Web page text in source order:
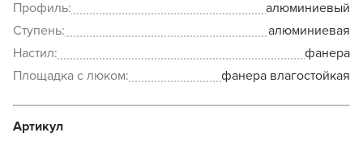
Профиль:
алюминиевый
Ступень:
алюминиевая
Настил:
фанера
Площадка с люком:
фанера влагостойкая
Артикул